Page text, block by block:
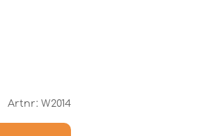
Artnr: W2014